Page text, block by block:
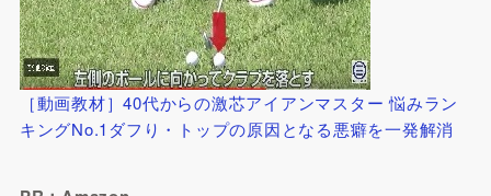
［動画教材］40代からの激芯アイアンマスター 悩みラン
キングNo.1ダフり・トップの原因となる悪癖を一発解消